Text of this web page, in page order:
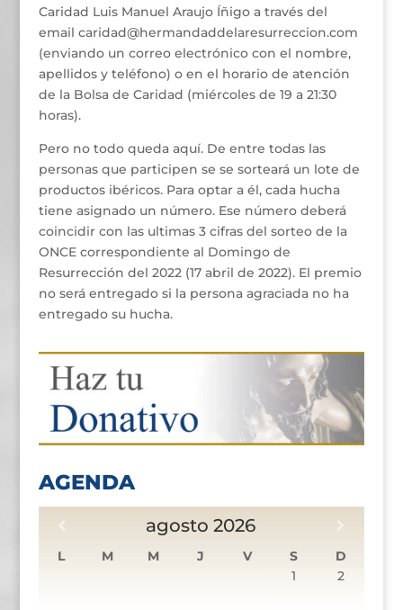
Caridad Luis Manuel Araujo Íñigo a través del
email caridad@hermandaddelaresurreccion.com
(enviando un correo electrónico con el nombre,
apellidos y teléfono) o en el horario de atención
de la Bolsa de Caridad (miércoles de 19 a 21:30
horas).
Pero no todo queda aquí. De entre todas las
personas que participen se se sorteará un lote de
productos ibéricos. Para optar a él, cada hucha
tiene asignado un número. Ese número deberá
coincidir con las ultimas 3 cifras del sorteo de la
ONCE correspondiente al Domingo de
Resurrección del 2022 (17 abril de 2022). El premio
no será entregado si la persona agraciada no ha
entregado su hucha.
AGENDA
agosto 2026
L M M J V S
D
1
2